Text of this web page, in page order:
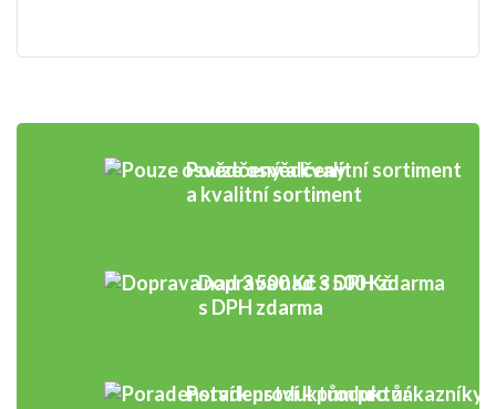
Pouze osvědčený
a kvalitní sortiment
Doprava nad 3 500 Kč
s DPH zdarma
Poradenství k produktům